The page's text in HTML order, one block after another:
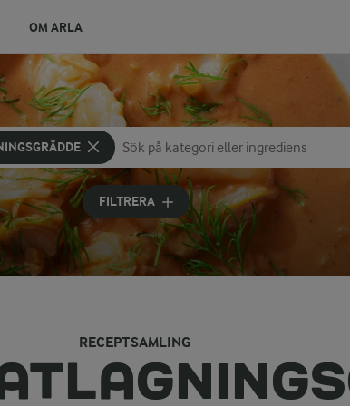
OM ARLA
Sök på kategori eller ingrediens
Skriv in sökord för att få förslag
FILTRERA
RECEPTSAMLING